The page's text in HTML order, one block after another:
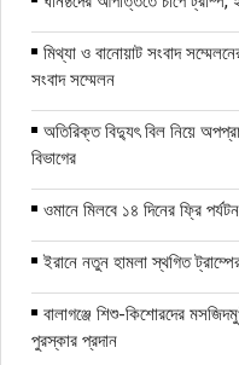
মিথ্যা ও বানোয়াট সংবাদ
সংবাদ সম্মেলন
অতিরিক্ত বিদ্যুৎ বিল নিয়ে
বিভাগের
ওমানে মিলবে ১৪ দিনের ফ্রি
ইরানে নতুন হামলা স্থগিত
বালাগঞ্জে শিশু-কিশোরদের
পুরস্কার প্রদান